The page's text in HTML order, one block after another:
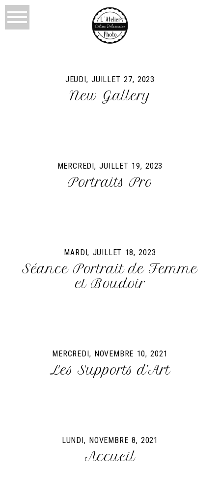
JEUDI, JUILLET 27, 2023
New Gallery
MERCREDI, JUILLET 19, 2023
Portraits Pro
MARDI, JUILLET 18, 2023
Séance Portrait de Femme
et Boudoir
MERCREDI, NOVEMBRE 10, 2021
Les Supports d’Art
LUNDI, NOVEMBRE 8, 2021
Accueil